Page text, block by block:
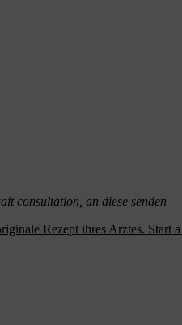
consultation, an diese senden
Rezept ihres Arztes.